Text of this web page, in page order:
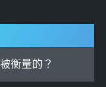
衡量的？